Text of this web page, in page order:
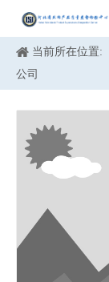
当前所在位置:
公司